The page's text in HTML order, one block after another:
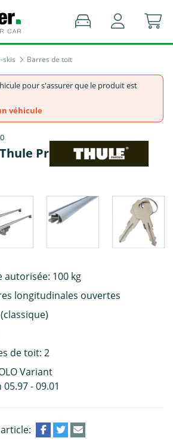
skis Barres de toit
pour s'assurer que le produit est
véhicule
ProBar - VW POLO
autorisée: 100 kg
longitudinales ouvertes
de toit: 2
Variant
- 09.01